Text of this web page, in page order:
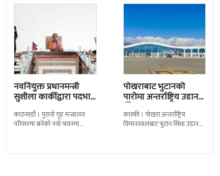
नवनियुक्त प्रधानमन्त्री
सुशीला कार्कीद्वारा पदभार
काठमाडौं । पुरानो गृह मन्त्रालय
परिसरमा बनेको नयाँ भवनमा
नवनियुक्त
पोखराबाट भुटानको
पारोमा अन्तर्राष्ट्रिय उडान
हुँदै
कास्की । पोखरा अन्तर्राष्ट्रिय
विमानस्थलबाट भुटान सिधा उडान
लागेको हो